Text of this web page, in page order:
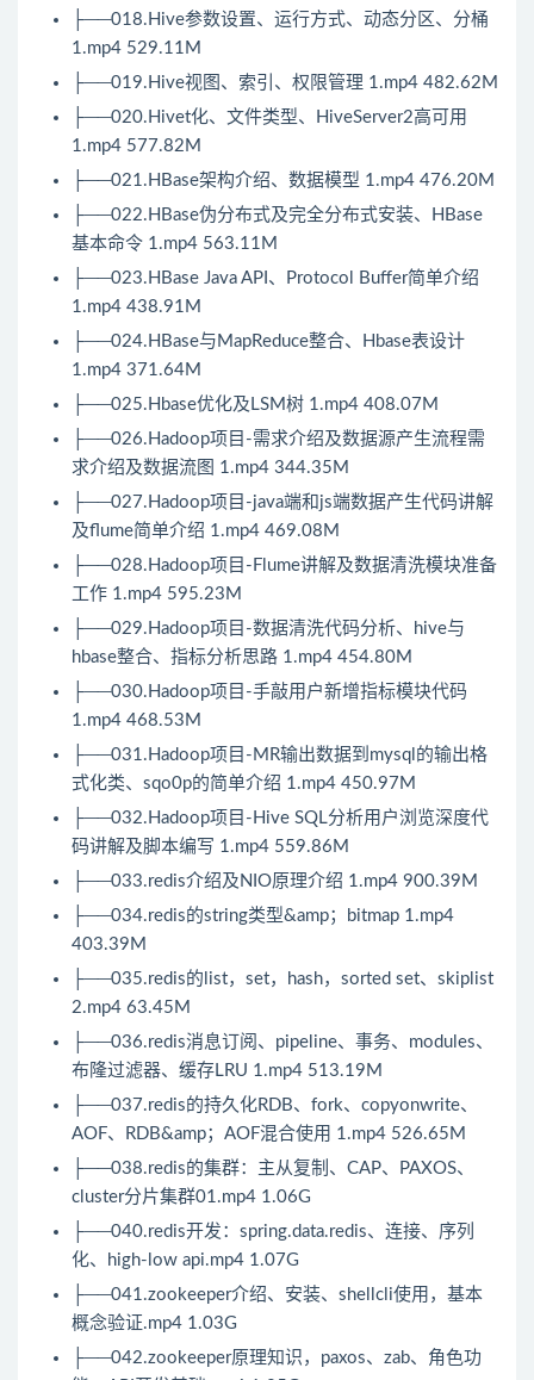
├──018.Hive参数设置、运行方式、动态分区、分桶
1.mp4 529.11M
├──019.Hive视图、索引、权限管理 1.mp4 482.62M
├──020.Hivet化、文件类型、HiveServer2高可用
1.mp4 577.82M
├──021.HBase架构介绍、数据模型 1.mp4 476.20M
├──022.HBase伪分布式及完全分布式安装、HBase
基本命令 1.mp4 563.11M
├──023.HBase Java API、Protocol Buffer简单介绍
1.mp4 438.91M
├──024.HBase与MapReduce整合、
Hbase表设计
1.mp4 371.64M
├──025. Hbase优化及LSM树 1.mp4 408.07M
├──026. Hadoop项目-需求介绍及数据源产生流程需
求介绍及数据流图 1.mp4 344.35M
├──027. Hadoop项目-java端和js端数据产生代码讲解
及flume简单介绍 1.mp4 469.08M
├──028.Hadoop项目-Flume讲解及数据清洗模块准备
工作 1.mp4 595.23M
├──029.Hadoop项目-数据清洗代码分析、hive与
hbase整合、指标分析思路 1.mp4 454.80M
├──030.Hadoop项目-手敲用户新增指标模块代码
1.mp4 468.53M
├──031.Hadoop项目-MR输出数据到mysql的输出格
式化类、sqo0p的简单介绍 1.mp4 450.97M
├──032.Hadoop项目-Hive SQL分析用户浏览深度代
码讲解及脚本编写 1.mp4 559.86M
├──033.redis介绍及NIO原理介绍 1.mp4 900.39M
├──034.redis的string类型&amp；bitmap 1.mp4
403.39M
├──035.redis的list，set，hash，sorted set、skiplist
2.mp4 63.45M
├──036.redis消息订阅、pipeline、事务、modules、
布隆过滤器、缓存LRU 1.mp4 513.19M
├──037.redis的持久化RDB、fork、copyonwrite、
AOF、RDB&amp；AOF混合使用 1.mp4 526.65M
├──038.redis的集群：主从复制、CAP、PAXOS、
cluster分片集群01.mp4 1.06G
├──040.redis开发：spring.data.redis、连接、序列
化、high-low api.mp4 1.07G
├──041.zookeeper介绍、安装、shellcli使用，基本
概念验证.mp4 1.03G
├──042.zookeeper原理知识，paxos、zab、角色功